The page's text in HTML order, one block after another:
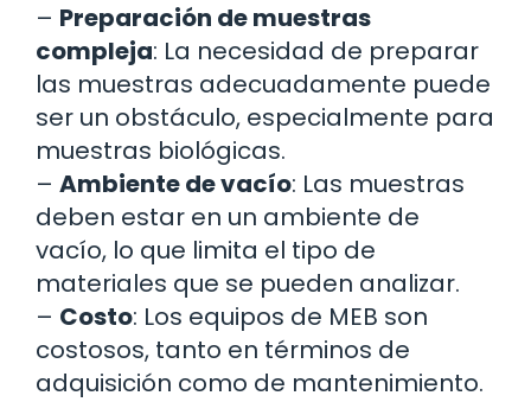
– Preparación de muestras
compleja: La necesidad de preparar
las muestras adecuadamente puede
ser un obstáculo, especialmente para
muestras biológicas.
– Ambiente de vacío: Las muestras
deben estar en un ambiente de
vacío, lo que limita el tipo de
materiales que se pueden analizar.
– Costo: Los equipos de MEB son
costosos, tanto en términos de
adquisición como de mantenimiento.